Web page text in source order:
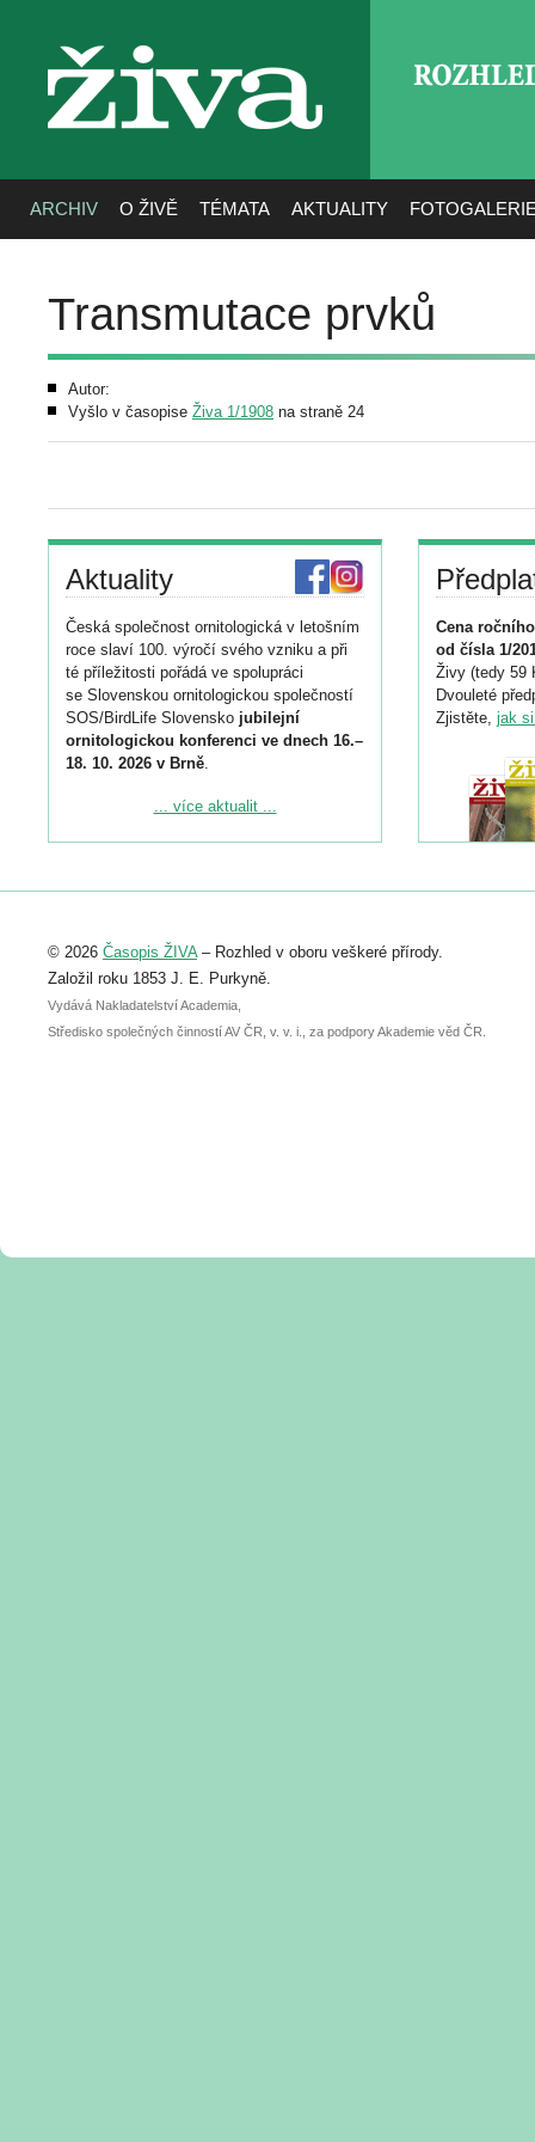
živa
ARCHIV O ŽIVĚ TÉMATA AKTUALITY
Transmutace prvků
Autor:
Vyšlo v časopise Živa 1/1908 na straně 24
Aktuality
Česká společnost ornitologická v letošním
roce slaví 100. výročí svého vzniku a při
té příležitosti pořádá ve spolupráci
se Slovenskou ornitologickou společností
SOS/BirdLife Slovensko jubilejní
ornitologickou konferenci ve dnech 16.–
18. 10. 2026 v Brně.
Podrobnější informace ke konferenci
Registrovat se můžete do 6. září.
abstraktu přihlášené přednášky nebo
posteru je už 30. června.
... více aktualit ...
Cena
od čísla 1/
Živy (tedy 59
Dvouleté
Zjistěte, jak
© 2026 Časopis ŽIVA– Rozhled v oboru veškeré přírody.
Založil roku 1853 J. E. Purkyně.
Vydává Nakladatelství Academia,
Středisko společných činností AV ČR, v. v. i., za podpory Akademie věd ČR.